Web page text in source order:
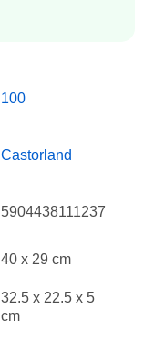
100
Castorland
5904438111237
40 x 29 cm
32.5 x 22.5 x 5
cm